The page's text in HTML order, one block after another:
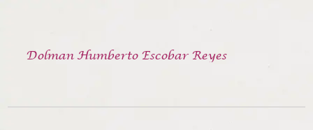
Dolman Humberto Escobar Reyes